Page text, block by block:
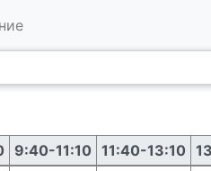
9:40-11:10 11:40-13:10